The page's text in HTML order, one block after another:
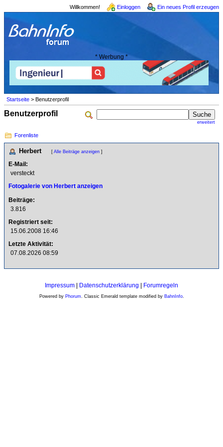
Willkommen! Einloggen Ein neues Profil erzeugen
* Werbung *
Startseite > Benutzerprofil
erweitert
Benutzerprofil
Forenliste
Herbert [ Alle Beiträge anzeigen ]
E-Mail:
versteckt
Fotogalerie von Herbert anzeigen
Beiträge:
3.816
Registriert seit:
15.06.2008 16:46
Letzte Aktivität:
07.08.2026 08:59
Impressum Datenschutzerklärung Forumregeln
Powered by Phorum. Classic Emerald template modified by BahnInfo.